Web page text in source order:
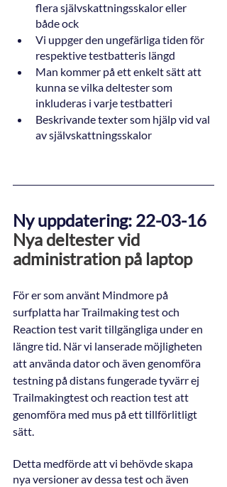
flera självskattningsskalor eller
både ock
Vi uppger den ungefärliga tiden för
respektive testbatteris längd
Man kommer på ett enkelt sätt att
kunna se vilka deltester som
inkluderas i varje testbatteri
Beskrivande texter som hjälp vid val
av självskattningsskalor
Ny uppdatering: 22-03-16
Nya deltester vid
administration på laptop
För er som använt Mindmore på
surfplatta har Trailmaking test och
Reaction test varit tillgängliga under en
längre tid. När vi lanserade möjligheten
att använda dator och även genomföra
testning på distans fungerade tyvärr ej
Trailmakingtest och reaction test att
genomföra med mus på ett tillförlitligt
sätt.
Detta medförde att vi behövde skapa
nya versioner av dessa test och även